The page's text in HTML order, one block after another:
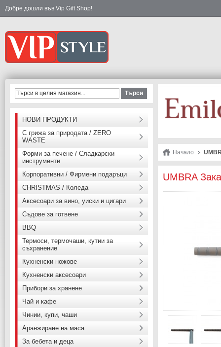
Добре дошли във Vip Gift Shop!
Начало
UMBRA
Търси
НОВИ ПРОДУКТИ
С грижа за природата / ZERO
WASTE
Форми за печене / Сладкарски
инструменти
Корпоративни / Фирмени подаръци
CHRISTMAS / Коледа
Аксесоари за вино, уиски и цигари
Съдове за готвене
BBQ
Термоси, термочаши, кутии за
съхранение
Кухненски ножове
Кухненски аксесоари
Прибори за хранене
Чай и кафе
Чинии, купи, чаши
Аранжиране на маса
За бебета и деца